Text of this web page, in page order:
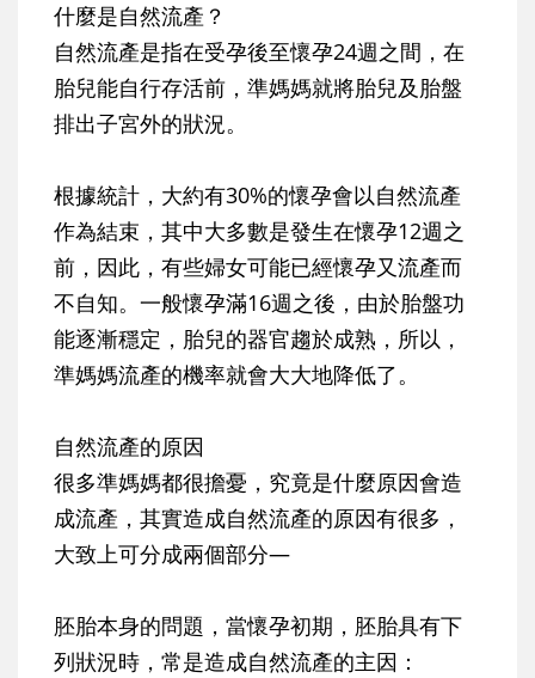
什麼是自然流產？
自然流產是指在受孕後至懷孕24週之間，在
胎兒能自行存活前，準媽媽就將胎兒及胎盤
排出子宮外的狀況。
根據統計，大約有30%的懷孕會以自然流產
作為結束，其中大多數是發生在懷孕12週之
前 ，因此，有些婦女可能已經懷孕又流產而
不自知。一般懷孕滿16週之後，由於胎盤功
能逐漸穩定，胎兒的器官趨於成熟，所以，
準媽媽流產的機率就會大大地降低了。
自然流產的原因
很多準媽媽都很擔憂，究竟是什麼原因會造
成流產，其實造成自然流產的原因有很多，
大致上可分成兩個部分—
胚胎本身的問題 ，當懷孕初期，胚胎具有下
列狀況時，常是造成自然流產的主因：